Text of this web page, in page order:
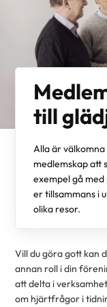
till
Alla är
medlemskap att
exempel gå
er tillsammans i
olika resor.
Vill du göra gott kan
annan roll i din
att delta i
om hjärtfrågor i